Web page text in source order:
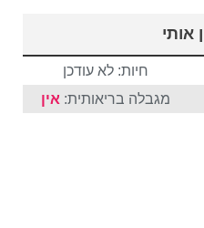
אותי
חיות: לא עודכן
מגבלה בריאותית: אין